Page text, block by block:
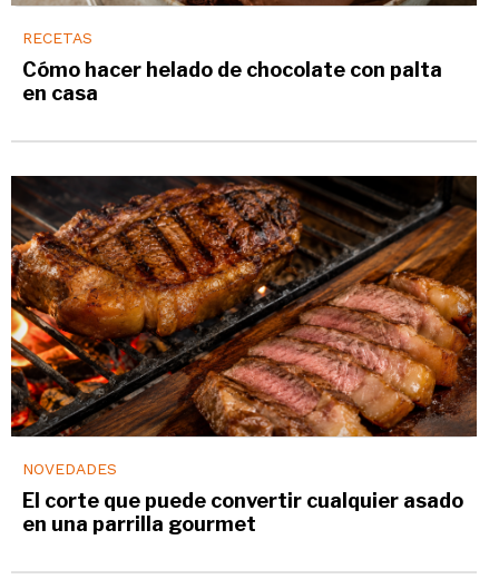
RECETAS
Cómo hacer helado de chocolate con palta
en casa
NOVEDADES
El corte que puede convertir cualquier asado
en una parrilla gourmet